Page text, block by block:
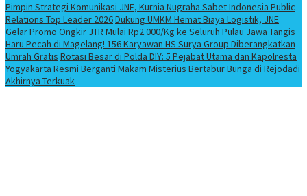
Pimpin Strategi Komunikasi JNE, Kurnia Nugraha Sabet Indonesia Public
Relations Top Leader 2026Dukung UMKM Hemat Biaya Logistik, JNE
Gelar Promo Ongkir JTR Mulai Rp2.000/Kg ke Seluruh Pulau Jawa Tangis
Haru Pecah di Magelang! 156 Karyawan HS Surya Group Diberangkatkan
Umrah Gratis Rotasi Besar di Polda DIY: 5 Pejabat Utama dan Kapolresta
Yogyakarta Resmi Berganti Makam Misterius Bertabur Bunga di Rejodadi
Akhirnya Terkuak